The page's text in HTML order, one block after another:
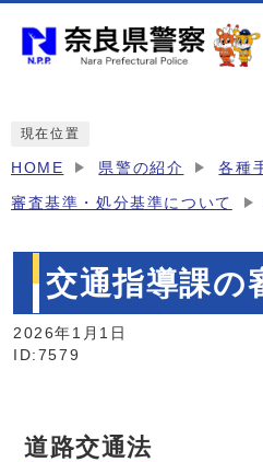
現在位置
HOME 県警の紹介 各種
審査基準・処分基準について
交通指導課の
2026年1月1日
ID:7579
道路交通法